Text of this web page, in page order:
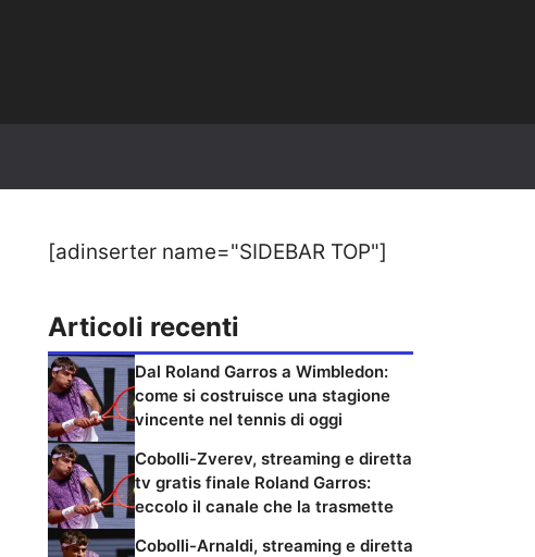
[adinserter name="SIDEBAR TOP"]
Articoli recenti
Dal Roland Garros a Wimbledon:
come si costruisce una stagione
vincente nel tennis di oggi
Cobolli-Zverev, streaming e diretta
tv gratis finale Roland Garros:
eccolo il canale che la trasmette
Cobolli-Arnaldi, streaming e diretta